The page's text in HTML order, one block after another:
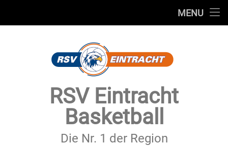
MENU
SECHSTER MANN
RSV Eintracht
Basketball
Die Nr. 1 der Region